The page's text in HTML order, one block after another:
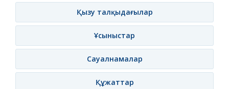
Қызу талқыдағылар
Ұсыныстар
Сауалнамалар
Құжаттар